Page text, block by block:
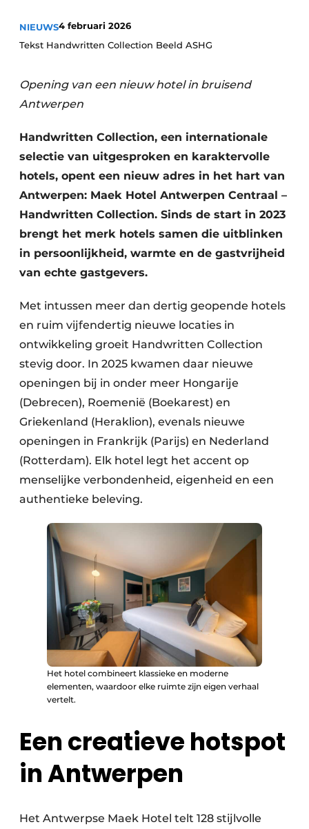
NIEUWS4 februari 2026
Tekst Handwritten Collection Beeld ASHG
Opening van een nieuw hotel in bruisend
Antwerpen
Handwritten Collection, een internationale
selectie van uitgesproken en karaktervolle
hotels, opent een nieuw adres in het hart van
Antwerpen: Maek Hotel Antwerpen Centraal –
Handwritten Collection. Sinds de start in 2023
brengt het merk hotels samen die uitblinken
in persoonlijkheid, warmte en de gastvrijheid
van echte gastgevers.
Met intussen meer dan dertig geopende hotels
en ruim vijfendertig nieuwe locaties in
ontwikkeling groeit Handwritten Collection
stevig door. In 2025 kwamen daar nieuwe
openingen bij in onder meer Hongarije
(Debrecen), Roemenië (Boekarest) en
Griekenland (Heraklion), evenals nieuwe
openingen in Frankrijk (Parijs) en Nederland
(Rotterdam). Elk hotel legt het accent op
menselijke verbondenheid, eigenheid en een
authentieke beleving.
Het hotel combineert klassieke en moderne
elementen, waardoor elke ruimte zijn eigen verhaal
vertelt.
Een creatieve hotspot
in Antwerpen
Het Antwerpse Maek Hotel telt 128 stijlvolle